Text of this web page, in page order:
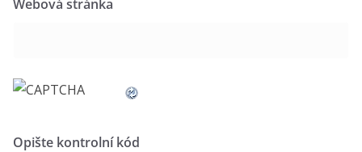
Webová stránka
Opište kontrolní kód